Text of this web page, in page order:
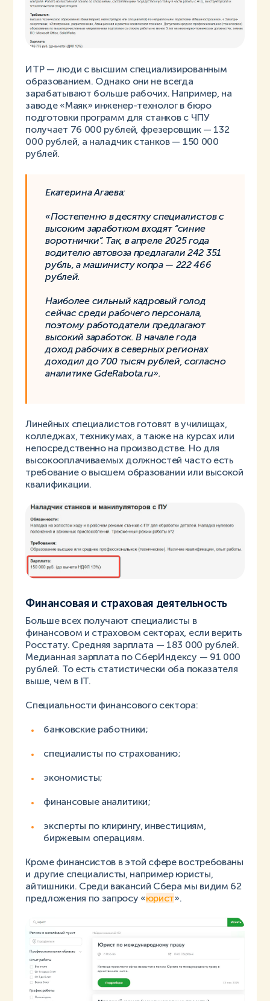
ИТР — люди с высшим специализированным
образованием. Однако они не всегда
зарабатывают больше рабочих. Например, на
заводе «Маяк» инженер-технолог в бюро
подготовки программ для станков с ЧПУ
получает 76 000 рублей, фрезеровщик — 132
000 рублей, а наладчик станков — 150 000
рублей.
Екатерина Агаева:
«Постепенно в десятку специалистов с
высоким заработком входят “синие
воротнички”. Так, в апреле 2025 года
водителю автовоза предлагали 242 351
рубль, а машинисту копра — 222 466
рублей.
Наиболее сильный кадровый голод
сейчас среди рабочего персонала,
поэтому работодатели предлагают
высокий заработок. В начале года
доход рабочих в северных регионах
доходил до 700 тысяч рублей, согласно
аналитике GdeRabota.ru».
Линейных специалистов готовят в училищах,
колледжах, техникумах, а также на курсах или
непосредственно на производстве. Но для
высокооплачиваемых должностей часто есть
требование о высшем образовании или высокой
квалификации.
Финансовая и страховая деятельность
Больше всех получают специалисты в
финансовом и страховом секторах, если верить
Росстату. Средняя зарплата — 183 000 рублей.
Медианная зарплата по СберИндексу — 91 000
рублей. То есть статистически оба показателя
выше, чем в IT.
Специальности финансового сектора:
банковские работники;
специалисты по страхованию;
экономисты;
финансовые аналитики;
эксперты по клирингу, инвестициям,
биржевым операциям.
Кроме финансистов в этой сфере востребованы
и другие специалисты, например юристы,
айтишники. Среди вакансий Сбера мы видим 62
предложения по запросу «юрист».